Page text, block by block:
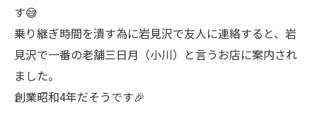
す😅
乗り継ぎ時間を潰す為に岩見沢で友人に連絡すると、岩
見沢で一番の老舗三日月（小川）と言うお店に案内され
ました。
創業昭和4年だそうです🎉